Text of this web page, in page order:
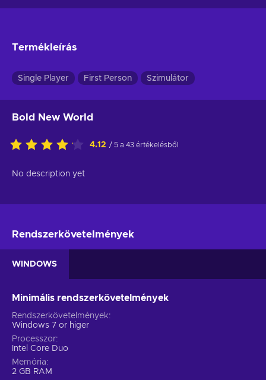
Termékleírás
Single Player First Person Szimulátor
Bold New World
4.12 / 5 a 43 értékelésből
No description yet
Rendszerkövetelmények
WINDOWS
Minimális rendszerkövetelmények
Rendszerkövetelmények
Windows 7 or higer
Processzor
Intel Core Duo
Memória
2 GB RAM